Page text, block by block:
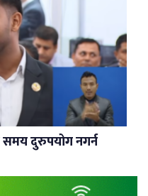
समय दुरुपयोग नगर्न